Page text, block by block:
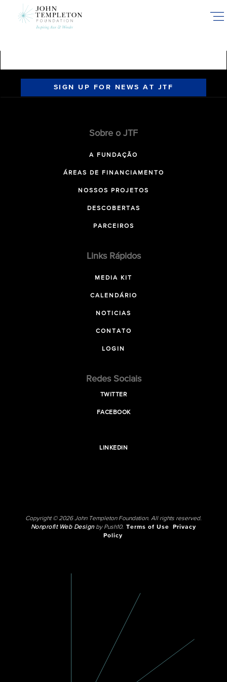
SIGN UP FOR NEWS AT JTF
Sobre o JTF
A FUNDAÇÃO
ÁREAS DE FINANCIAMENTO
NOSSOS PROJETOS
DESCOBERTAS
PARCEIROS
Links Rápidos
MEDIA KIT
CALENDÁRIO
NOTICIAS
CONTATO
LOGIN
Redes Sociais
TWITTER
FACEBOOK
LINKEDIN
Copyright © 2026 John Templeton Foundation. All rights reserved.
Nonprofit Web Designby Push10. Terms of Use
Privacy
Policy